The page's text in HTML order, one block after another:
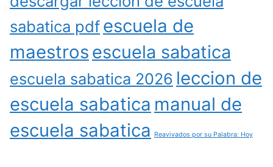
sabatica pdfescuela de
maestros escuela sabatica
escuela sabatica 2026 leccion de
escuela sabatica manual de
escuela sabatica
Reavivados por su Palabra: Hoy